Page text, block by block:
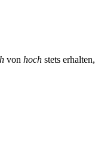
von hoch stets erhalten,